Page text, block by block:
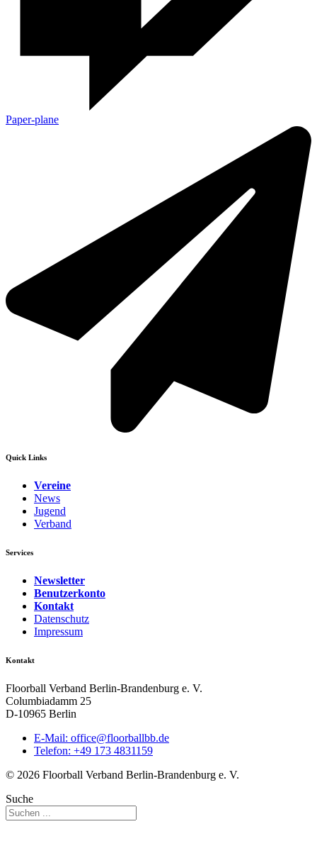
Paper-plane
Quick Links
Vereine
News
Jugend
Verband
Services
Newsletter
Benutzerkonto
Kontakt
Datenschutz
Impressum
Kontakt
Floorball Verband Berlin-Brandenburg e. V.
Columbiadamm 25
D-10965 Berlin
E-Mail: ed.bbllabroolf@eciffo
Telefon: +49 173 4831159
© 2026 Floorball Verband Berlin-Brandenburg e. V.
Suche